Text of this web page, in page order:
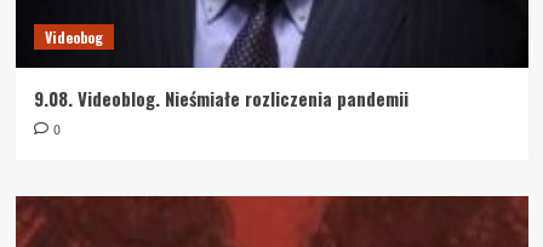
Videobog
9.08. Videoblog. Nieśmiałe rozliczenia pandemii
0